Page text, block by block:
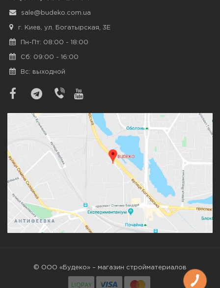
sale@budeko.com.ua
г. Киев, ул. Богатырская, 3Е
Пн-Пт: 08:00 - 18:00
Сб: 09:00 - 16:00
Вс: выходной
© ООО «Будеко» – магазин стройматериалов
КНОПКА
ЗВ'ЯЗКУ